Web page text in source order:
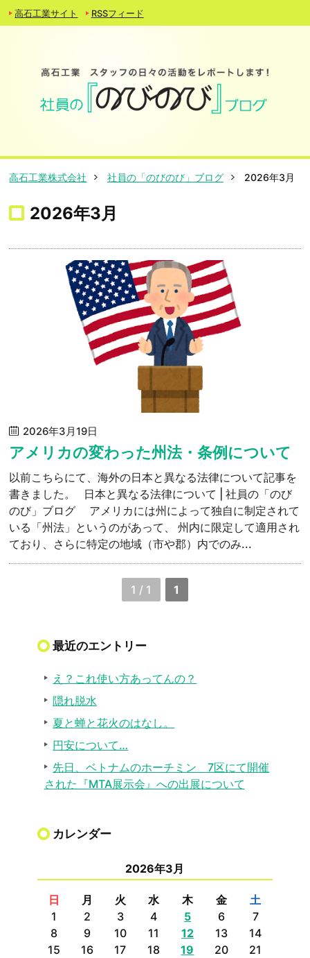
高石工業サイト RSSフィード
高石工業株式会社 社員の「のびのび」ブログ 2026年3月
2026年3月
2026年3月19日
アメリカの変わった州法・条例について
以前こちらにて、海外の日本と異なる法律について記事を
書きました。 日本と異なる法律について | 社員の「のび
のび」ブログ アメリカには州によって独自に制定されて
いる「州法」というのがあって、 州内に限定して適用され
ており、さらに特定の地域（市や郡）内でのみ...
1 / 1 1
最近のエントリー
え？これ使い方あってんの？
隠れ脱水
夏と蝉と花火のはなし。
円安について…
先日、ベトナムのホーチミン 7区にて開催
された『MTA展示会』への出展について
カレンダー
2026年3月
日 月 火 水 木 金
土
1
2 3 4 5 6
7
8
9 10 11 12 13
14
15
16 17 18 19 20
21